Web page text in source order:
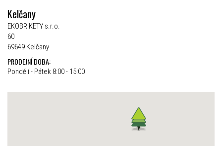
Kelčany
EKOBRIKETY s.r.o.
60
69649 Kelčany
PRODEJNÍ DOBA:
Pondělí - Pátek 8:00 - 15:00